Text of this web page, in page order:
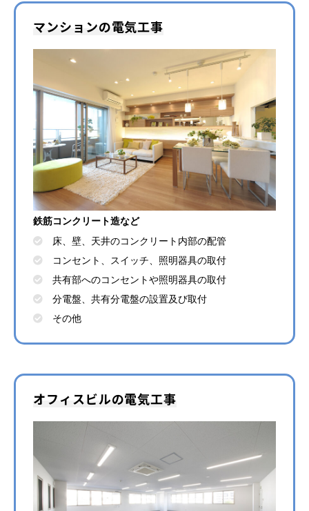
マンションの電気工事
鉄筋コンクリート造など
床、壁、天井のコンクリート内部の配管
コンセント、スイッチ、照明器具の取付
共有部へのコンセントや照明器具の取付
分電盤、共有分電盤の設置及び取付
その他
オフィスビルの電気工事